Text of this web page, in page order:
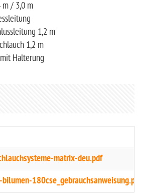
m / 3,0 m
1,2 m
1,2 m
Halterung
matrix-deu.pdf
180cse_gebrauchsanweisung.pdf